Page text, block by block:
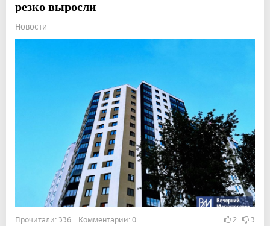
резко выросли
Новости
Прочитали: 336 Комментарии: 0 2 3